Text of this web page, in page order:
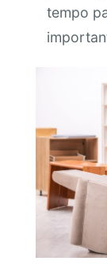
tempo